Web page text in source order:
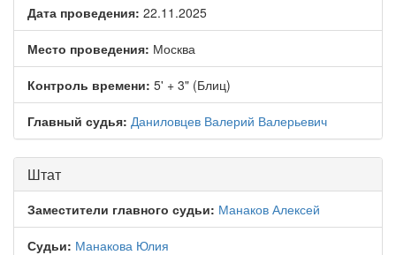
Дата проведения: 22.11.2025
Место проведения: Москва
Контроль времени: 5' + 3" (Блиц)
Главный судья: Даниловцев Валерий Валерьевич
Штат
Заместители главного судьи: Манаков Алексей
Судьи: Манакова Юлия